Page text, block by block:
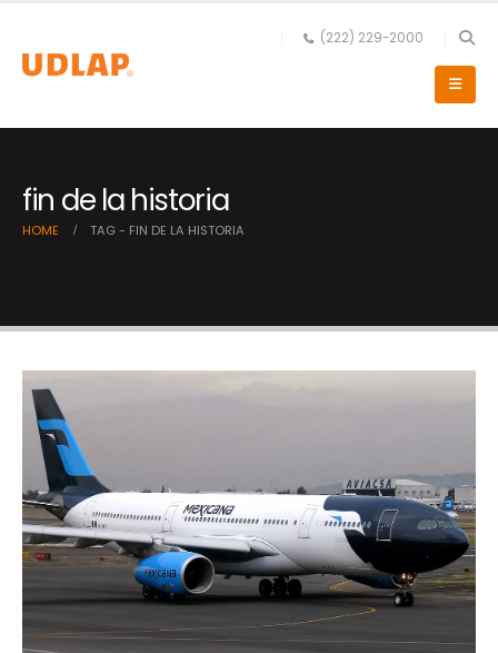
(222) 229-2000
fin de la historia
HOME TAG - FIN DE LA HISTORIA